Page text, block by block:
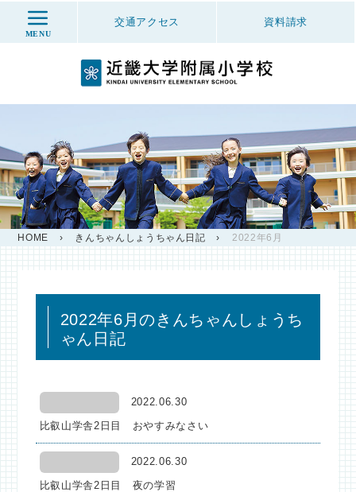
MENU
交通アクセス 資料請求
HOME › きんちゃんしょうちゃん日記 › 2022年6月
2022年6月のきんちゃんしょうち
ゃん日記
2022.06.30
比叡山学舎2日目 おやすみなさい
2022.06.30
比叡山学舎2日目 夜の学習